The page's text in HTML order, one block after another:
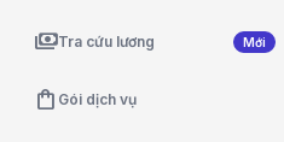
paymentsTra cứu lương Mới
shopping_bag Gói dịch vụ